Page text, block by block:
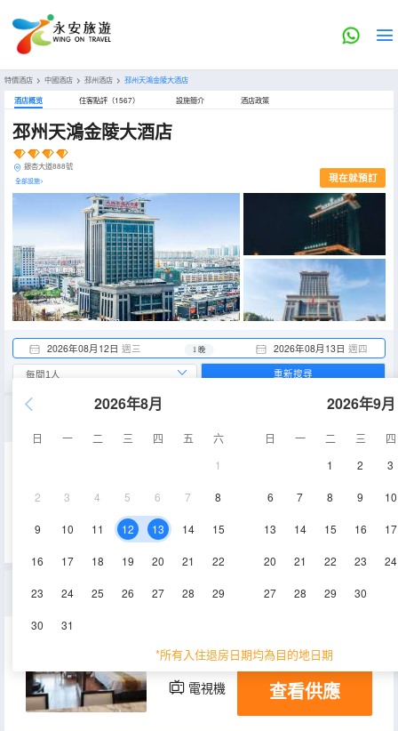
特價酒店 > 中國酒店 > 邳州酒店 > 邳州天鴻金陵大酒店
酒店概览 住客點評（1567） 設施簡介 酒店政策
邳州天鴻金陵大酒店
銀杏大道888號
全部設施> 現在就預訂
2026年08月12日 週三 2026年08月13日 週四
1 晚
2026年8月
日 一 二 三 四 五
六
1
2 3 4 5 6 7 8
9 10 11 12 13 14 15
16 17 18 19 20 21 22
23 24 25 26 27 28 29
30 31
2026年9月
日 一 二 三
四
1
2 3
6 7 8 9 10
13 14 15 16 17
20 21 22 23 24
27 28 29 30
*所有入住退房日期均為目的地日期
重新搜尋
空調
仁義主題大床房
55㎡ 21層 空調
電視機 冰箱
查看供應